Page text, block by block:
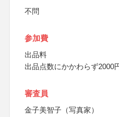
不問
参加費
出品料
出品点数にかかわらず2000
審査員
金子美智子（写真家）